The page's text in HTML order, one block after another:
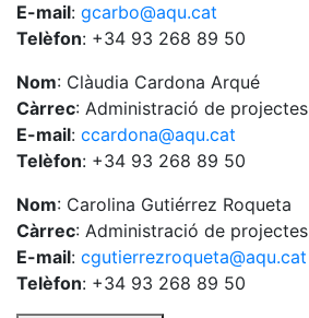
E-mail: gcarbo@aqu.cat
Telèfon: +34 93 268 89 50
Nom: Clàudia Cardona Arqué
Càrrec: Administració de projectes
E-mail: ccardona@aqu.cat
Telèfon: +34 93 268 89 50
Nom: Carolina Gutiérrez Roqueta
Càrrec: Administració de projectes
E-mail: cgutierrezroqueta@aqu.cat
Telèfon: +34 93 268 89 50